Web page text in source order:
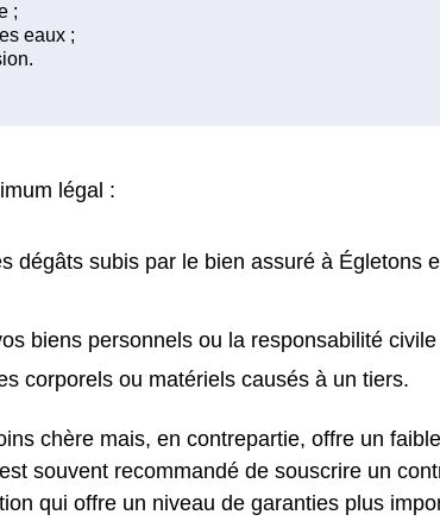
légal :
dégâts subis par le bien assuré à Égletons
biens personnels ou la responsabilité civile
corporels ou matériels causés à un tiers.
chère mais, en contrepartie, offre un
souvent recommandé de souscrire un
qui offre un niveau de garanties plus